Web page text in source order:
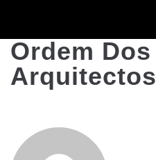
Ordem Dos
Arquitectos